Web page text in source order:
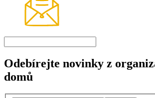
Odebírejte novinky z
domů